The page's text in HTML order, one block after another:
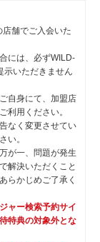
舗でご入会いた
には、必ずWILD-
示いただきません
自身にて、加盟店
利用ください。
なく変更させてい
い。
が一、問題が発生
解決いただくこと
らかじめご了承く
ャー検索予約サイ
特典の対象外とな